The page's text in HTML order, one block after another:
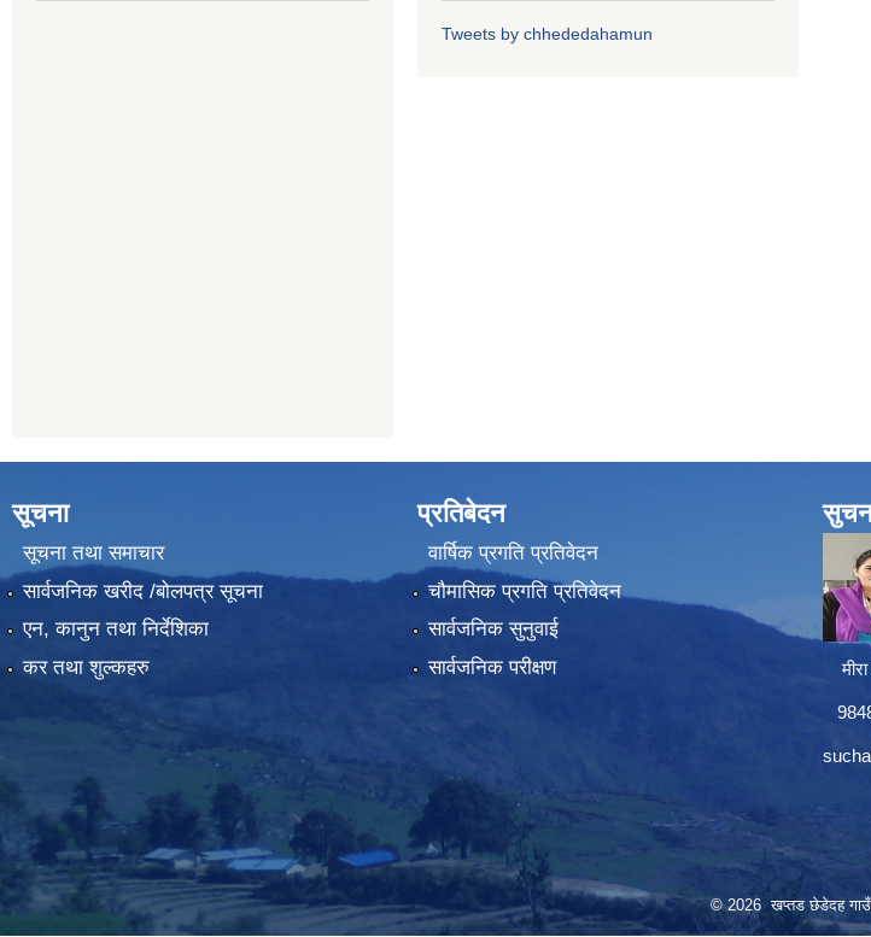
Tweets by chhededahamun
सूचना
सूचना तथा समाचार
सार्वजनिक खरीद /बोलपत्र सूचना
एन, कानुन तथा निर्देशिका
कर तथा शुल्कहरु
प्रतिबेदन
वार्षिक प्रगति प्रतिवेदन
चौमासिक प्रगति प्रतिवेदन
सार्वजनिक सुनुवाई
सार्वजनिक परीक्षण
© 2026 खप्तड छेडेदह